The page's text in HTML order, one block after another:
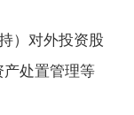
）对外投资股
处置管理等